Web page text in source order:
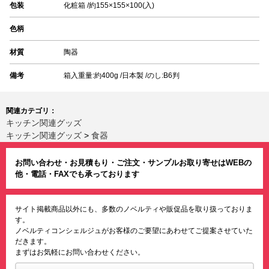
包装 化粧箱 /約155×155×100(入)
色柄
材質 陶器
備考 箱入重量:約400g /日本製 /のし:B6判
関連カテゴリ：
キッチン関連グッズ
キッチン関連グッズ > 食器
お問い合わせ・お見積もり・ご注文・サンプルお取り寄せはWEBの
他・電話・FAXでも承っております
サイト掲載商品以外にも、多数のノベルティや販促品を取り扱っておりま
す。
ノベルティコンシェルジュがお客様のご要望にあわせてご提案させていた
だきます。
まずはお気軽にお問い合わせください。